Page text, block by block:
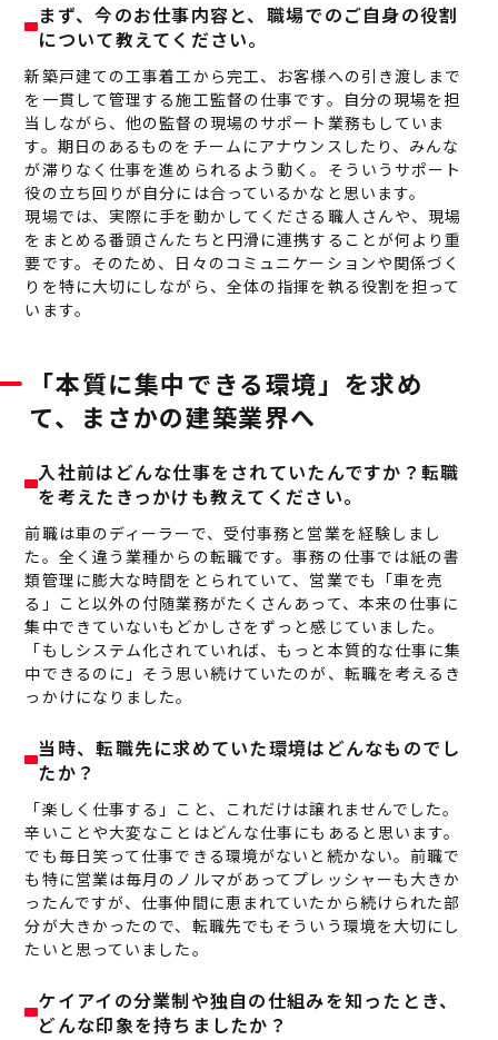
まず、今のお仕事内容と、職場でのご自身の役割
について教えてください。
新築戸建ての工事着工から完工、お客様への引き渡しまで
を一貫して管理する施工監督の仕事です。自分の現場を担
当しながら、他の監督の現場のサポート業務もしていま
す。期日のあるものをチームにアナウンスしたり、みんな
が滞りなく仕事を進められるよう動く。そういうサポート
役の立ち回りが自分には合っているかなと思います。
現場では、実際に手を動かしてくださる職人さんや、現場
をまとめる番頭さんたちと円滑に連携することが何より重
要です。そのため、日々のコミュニケーションや関係づく
りを特に大切にしながら、全体の指揮を執る役割を担って
います。
「本質に集中できる環境」を求め
て、まさかの建築業界へ
入社前はどんな仕事をされていたんですか？転職
を考えたきっかけも教えてください。
前職は車のディーラーで、受付事務と営業を経験しまし
た。全く違う業種からの転職です。事務の仕事では紙の書
類管理に膨大な時間をとられていて、営業でも「車を売
る」こと以外の付随業務がたくさんあって、本来の仕事に
集中できていないもどかしさをずっと感じていました。
「もしシステム化されていれば、もっと本質的な仕事に集
中できるのに」そう思い続けていたのが、転職を考えるき
っかけになりました。
当時、転職先に求めていた環境はどんなものでし
たか？
「楽しく仕事する」こと、これだけは譲れませんでした。
辛いことや大変なことはどんな仕事にもあると思います。
でも毎日笑って仕事できる環境がないと続かない。前職で
も特に営業は毎月のノルマがあってプレッシャーも大きか
ったんですが、仕事仲間に恵まれていたから続けられた部
分が大きかったので、転職先でもそういう環境を大切にし
たいと思っていました。
ケイアイの分業制や独自の仕組みを知ったとき、
どんな印象を持ちましたか？